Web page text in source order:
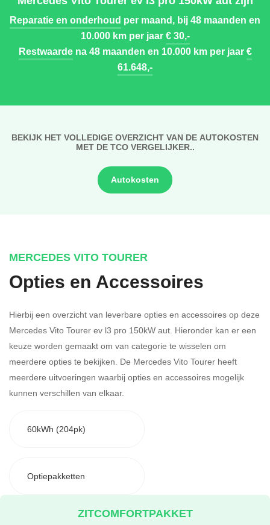
Reparatie en onderhoud per maand, bij 48 maanden en
10.000 km per jaar€ 30,-
Restwaardena 48 maanden en 10.000 km per jaar€
61.648,-
BEKIJK HET VOLLEDIGE OVERZICHT VAN DE AUTOKOSTEN
MET DE TCO VERGELIJKER..
Autokosten
MERCEDES VITO TOURER
Opties en Accessoires
Hierbij een overzicht van leverbare opties en accessoires op deze
Mercedes Vito Tourer ev l3 pro 150kW aut. Hieronder kan er een
keuze worden gemaakt om van categorie te wisselen om
meerdere opties te bekijken. De Mercedes Vito Tourer heeft
meerdere uitvoeringen waarbij opties en accessoires mogelijk
kunnen verschillen van elkaar.
60kWh (204pk)
Optiepakketten
ZITCOMFORTPAKKET